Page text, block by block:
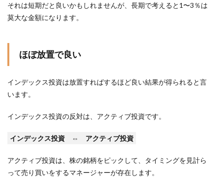
それは短期だと良いかもしれませんが、長期で考えると1〜3％は
莫大な金額になります。
ほぼ放置で良い
インデックス投資は放置すればするほど良い結果が得られると言
います。
インデックス投資の反対は、アクティブ投資です。
インデックス投資 ⇔ アクティブ投資
アクティブ投資は、株の銘柄をピックして、タイミングを見計ら
って売り買いをするマネージャーが存在します。